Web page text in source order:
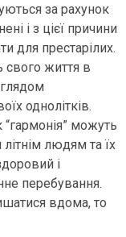
за рахунок
і з цієї причини
для престарілих.
свого життя в
однолітків.
“гармонія” можуть
людям та їх
і
перебування.
вдома, то